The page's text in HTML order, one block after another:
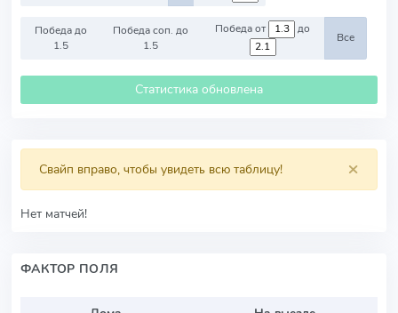
Победа до
1.5
Победа соп. до
1.5
Победа от до
Все
Статистика обновлена
×
Свайп вправо, чтобы увидеть всю таблицу!
Нет матчей!
ФАКТОР ПОЛЯ